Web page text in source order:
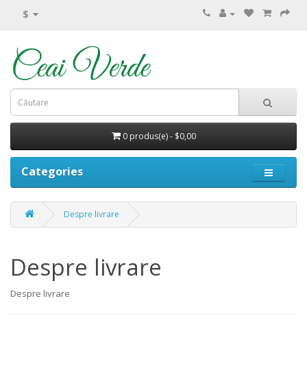
$
0 produs(e) - $0,00
Categories
Despre livrare
Despre livrare
Despre livrare